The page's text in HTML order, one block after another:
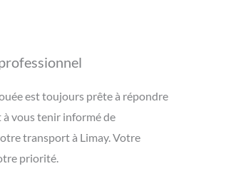
est toujours prête à répondre
à vous tenir informé de
transport à Limay. Votre
priorité.